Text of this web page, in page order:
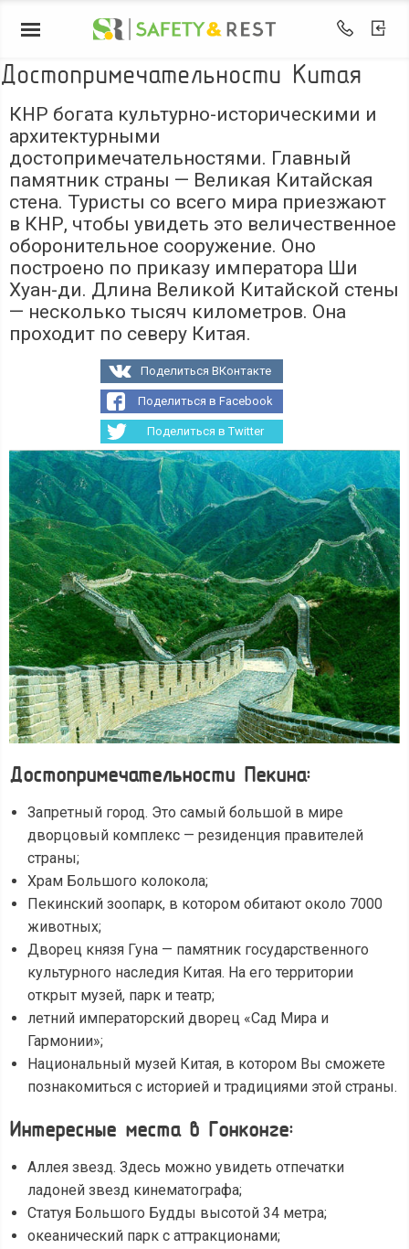
Достопримечательности Китая
КНР богата культурно-историческими и
архитектурными
достопримечательностями. Главный
памятник страны — Великая Китайская
стена. Туристы со всего мира приезжают
в КНР, чтобы увидеть это величественное
оборонительное сооружение. Оно
построено по приказу императора Ши
Хуан-ди. Длина Великой Китайской стены
— несколько тысяч километров. Она
проходит по северу Китая.
Поделиться ВКонтакте
Поделиться в Facebook
Поделиться в Twitter
Достопримечательности Пекина:
Запретный город. Это самый большой в мире
дворцовый комплекс — резиденция правителей
страны;
Храм Большого колокола;
Пекинский зоопарк, в котором обитают около 7000
животных;
Дворец князя Гуна — памятник государственного
культурного наследия Китая. На его территории
открыт музей, парк и театр;
летний императорский дворец «Сад Мира и
Гармонии»;
Национальный музей Китая, в котором Вы сможете
познакомиться с историей и традициями этой страны.
Интересные места в Гонконге:
Аллея звезд. Здесь можно увидеть отпечатки
ладоней звезд кинематографа;
Статуя Большого Будды высотой 34 метра;
океанический парк с аттракционами;